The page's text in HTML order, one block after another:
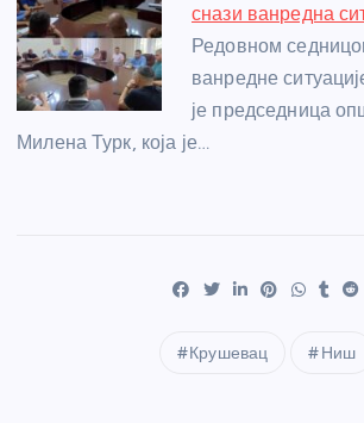
снази ванредна
Редовном
ванредне
је председница
Милена Турк, која је…
Крушевац Ниш